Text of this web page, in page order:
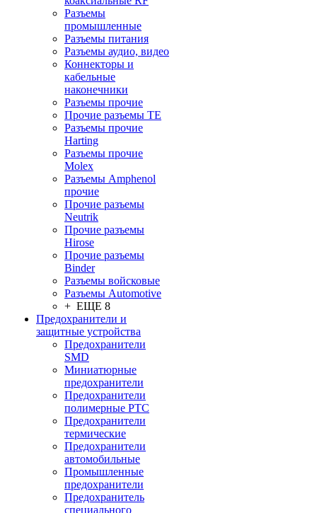
Разъeмы
промышленные
Разъeмы питания
Разъeмы аудио, видео
Коннекторы и
кабельные
наконечники
Разъeмы прочие
Прочие разъемы TE
Разъемы прочие
Harting
Разъемы прочие
Molex
Разъемы Amphenol
прочие
Прочие разъемы
Neutrik
Прочие разъемы
Hirose
Прочие разъемы
Binder
Разъемы войсковые
Разъeмы Automotive
+ ЕЩЕ 8
Предохранители и
защитные устройства
Предохранители
SMD
Миниатюрные
предохранители
Предохранители
полимерные PTC
Предохранители
термические
Предохранители
автомобильные
Промышленные
предохранители
Предохранитель
специального